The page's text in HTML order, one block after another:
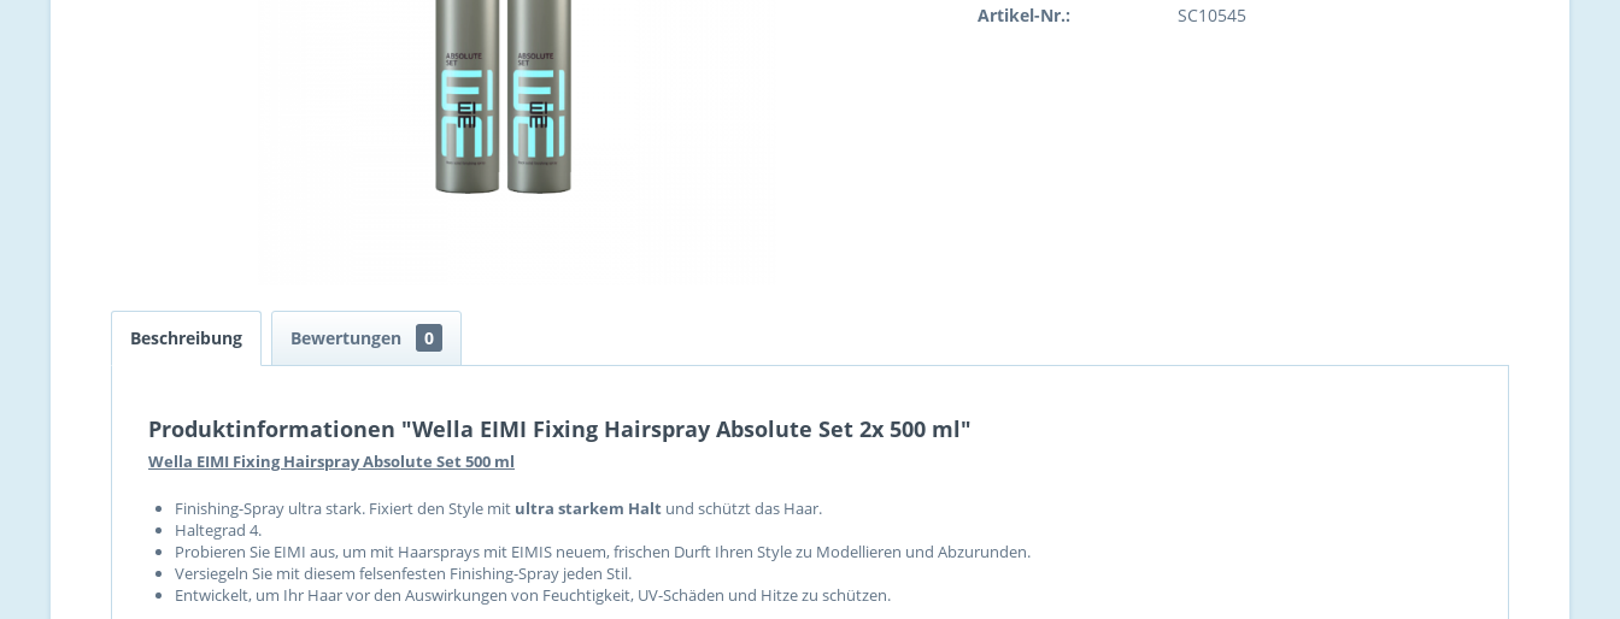
Artikel-Nr.: SC10545
Beschreibung Bewertungen 0
Produktinformationen "Wella EIMI Fixing Hairspray Absolute Set 2x 500 ml"
Wella EIMI Fixing Hairspray Absolute Set 500 ml
Finishing-Spray ultra stark. Fixiert den Style mit ultra starkem Halt und schützt das Haar.
Haltegrad 4.
Probieren Sie EIMI aus, um mit Haarsprays mit EIMIS neuem, frischen Durft Ihren Style zu Modellieren und Abzurunden.
Versiegeln Sie mit diesem felsenfesten Finishing-Spray jeden Stil.
Entwickelt, um Ihr Haar vor den Auswirkungen von Feuchtigkeit, UV-Schäden und Hitze zu schützen.